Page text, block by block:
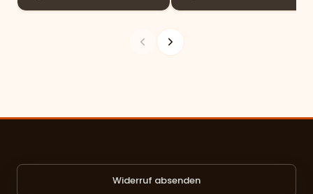
Widerruf absenden